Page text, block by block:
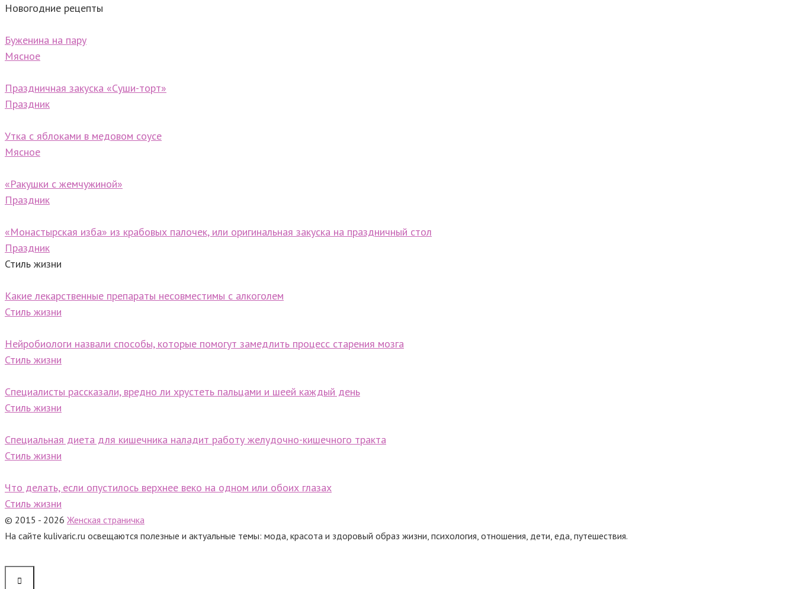
Новогодние рецепты
Буженина на пару
Мясное
Праздничная закуска «Суши-торт»
Праздник
Утка с яблоками в медовом соусе
Мясное
«Ракушки с жемчужиной»
Праздник
«Монастырская изба» из крабовых палочек, или оригинальная закуска на праздничный стол
Праздник
Стиль жизни
Какие лекарственные препараты несовместимы с алкоголем
Стиль жизни
Нейробиологи назвали способы, которые помогут замедлить процесс старения мозга
Стиль жизни
Специалисты рассказали, вредно ли хрустеть пальцами и шеей каждый день
Стиль жизни
Специальная диета для кишечника наладит работу желудочно-кишечного тракта
Стиль жизни
Что делать, если опустилось верхнее веко на одном или обоих глазах
Стиль жизни
© 2015 - 2026 Женская страничка
На сайте kulivaric.ru освещаются полезные и актуальные темы: мода, красота и здоровый образ жизни, психология, отношения, дети, еда, путешествия.